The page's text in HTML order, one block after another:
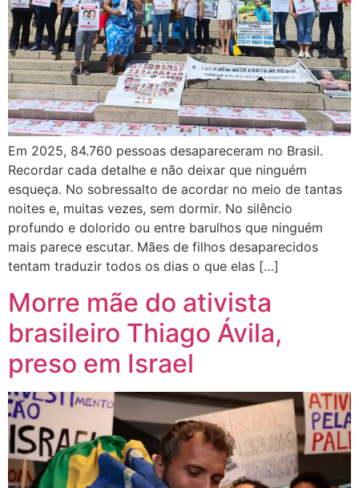
Em 2025, 84.760 pessoas desapareceram no Brasil.
Recordar cada detalhe e não deixar que ninguém
esqueça. No sobressalto de acordar no meio de tantas
noites e, muitas vezes, sem dormir. No silêncio
profundo e dolorido ou entre barulhos que ninguém
mais parece escutar. Mães de filhos desaparecidos
tentam traduzir todos os dias o que elas […]
Morre mãe do ativista
brasileiro Thiago Ávila,
preso em Israel